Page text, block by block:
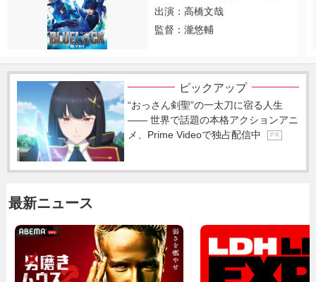
出演：高橋文哉
監督：瀧悠輔
ピックアップ
“おっさん剣聖”の一太刀に宿る人生
―― 世界で話題の本格アクションアニ
メ、Prime Videoで独占配信中
P R
最新ニュース